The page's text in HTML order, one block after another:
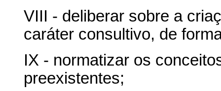
VIII - deliberar sobre a
caráter consultivo, de
IX - normatizar os
preexistentes;